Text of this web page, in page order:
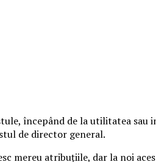
începând de la utilitatea
de director general.
mereu atribuţiile, dar la noi